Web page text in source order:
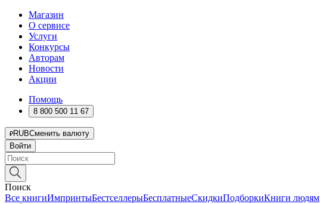
Магазин
О сервисе
Услуги
Конкурсы
Авторам
Новости
Акции
Помощь
8 800 500 11 67
RUBСменить валюту
Войти
Поиск
Все книгиИмпринтыБестселлерыБесплатныеСкидкиПодборкиКниги людям